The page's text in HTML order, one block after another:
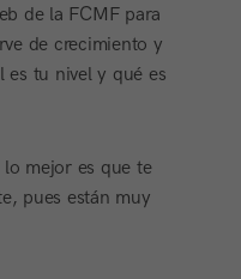
de la FCMF para
de crecimiento y
es tu nivel y qué es
lo mejor es que te
pues están muy